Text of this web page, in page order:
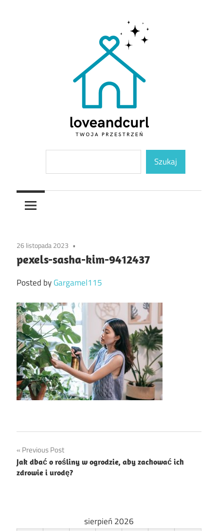
Loveandcurl Szukaj
26 listopada 2023
pexels-sasha-kim-9412437
Posted byGargamel115
Nawigacja
wpisu
Previous Post
Jak dbać o rośliny w ogrodzie, aby zachować ich
zdrowie i urodę?
sierpień 2026